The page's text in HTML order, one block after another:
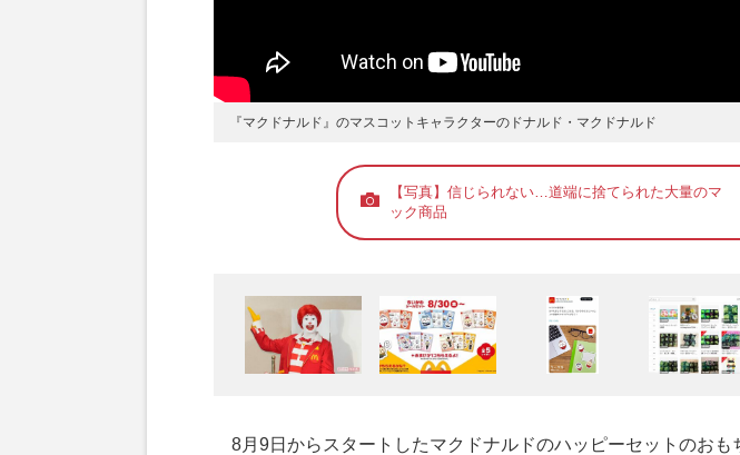
『マクドナルド』のマスコットキャラクターのドナルド・マクドナルド
【写真】信じられない…道端に捨てられた大量のマ
ック商品
8月9日からスタートしたマクドナルドのハッピーセットのおも